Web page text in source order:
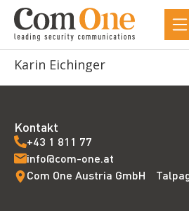
Karin Eichinger
Kontakt
+43 1 811 77
info@com-one.at
Com One Austria GmbH